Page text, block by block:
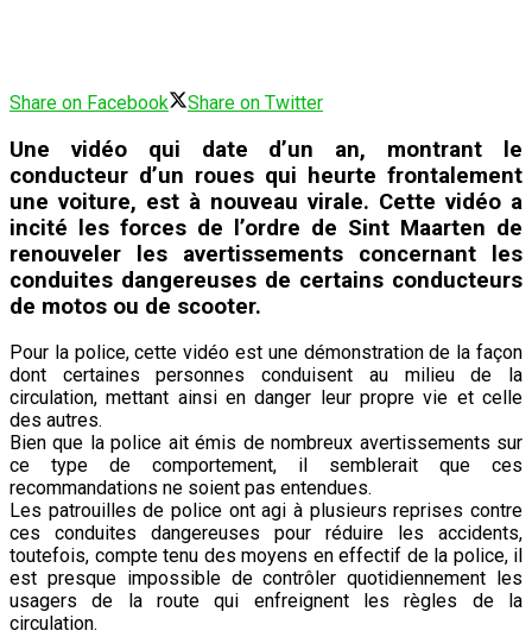
Share on Facebook Share on Twitter
Une vidéo qui date d’un an, montrant le
conducteur d’un roues qui heurte frontalement
une voiture, est à nouveau virale. Cette vidéo a
incité les forces de l’ordre de Sint Maarten de
renouveler les avertissements concernant les
conduites dangereuses de certains conducteurs
de motos ou de scooter.
Pour la police, cette vidéo est une démonstration de la façon
dont certaines personnes conduisent au milieu de la
circulation, mettant ainsi en danger leur propre vie et celle
des autres.
Bien que la police ait émis de nombreux avertissements sur
ce type de comportement, il semblerait que ces
recommandations ne soient pas entendues.
Les patrouilles de police ont agi à plusieurs reprises contre
ces conduites dangereuses pour réduire les accidents,
toutefois, compte tenu des moyens en effectif de la police, il
est presque impossible de contrôler quotidiennement les
usagers de la route qui enfreignent les règles de la
circulation.